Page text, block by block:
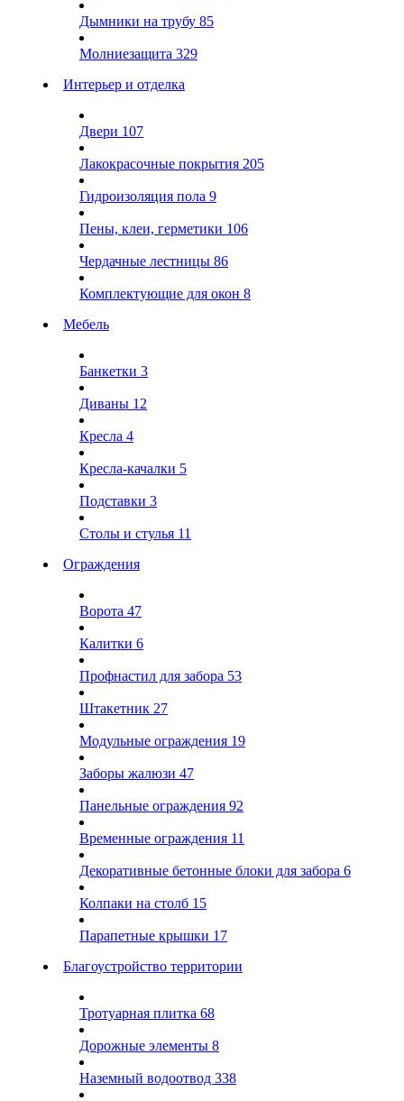
Дымники на трубу 85
Молниезащита 329
Интерьер и отделка
Двери 107
Лакокрасочные покрытия 205
Гидроизоляция пола 9
Пены, клеи, герметики 106
Чердачные лестницы 86
Комплектующие для окон 8
Мебель
Банкетки 3
Диваны 12
Кресла 4
Кресла-качалки 5
Подставки 3
Столы и стулья 11
Ограждения
Ворота 47
Калитки 6
Профнастил для забора 53
Штакетник 27
Модульные ограждения 19
Заборы жалюзи 47
Панельные ограждения 92
Временные ограждения 11
Декоративные бетонные блоки для забора 6
Колпаки на столб 15
Парапетные крышки 17
Благоустройство территории
Тротуарная плитка 68
Дорожные элементы 8
Наземный водоотвод 338